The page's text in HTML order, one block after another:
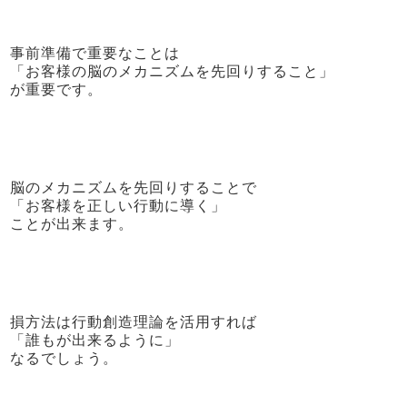
事前準備で重要なことは
「お客様の脳のメカニズムを先回りすること」
が重要です。
脳のメカニズムを先回りすることで
「お客様を正しい行動に導く」
ことが出来ます。
損方法は行動創造理論を活用すれば
「誰もが出来るように」
なるでしょう。